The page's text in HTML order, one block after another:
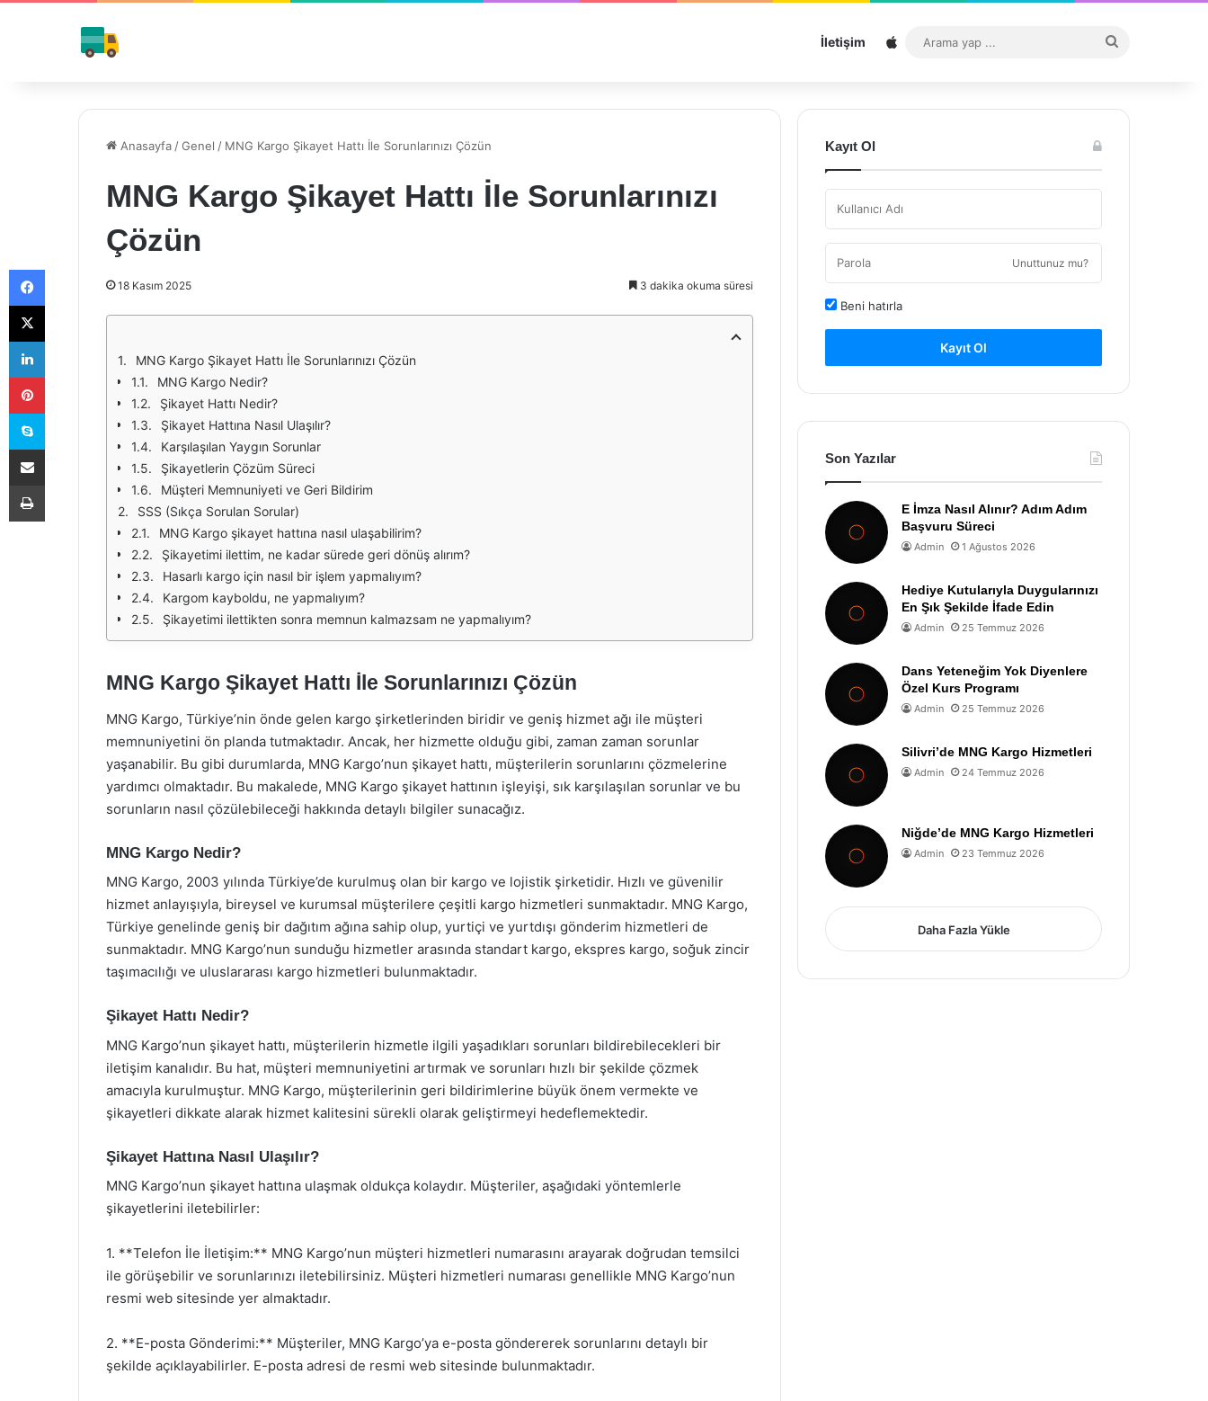
İletişim Sitemap
...
Anasayfa /Genel / MNG Kargo Şikayet Hattı İle Sorunlarınızı Çözün
MNG Kargo Şikayet Hattı İle Sorunlarınızı
Çözün
18 Kasım 2025 3 dakika okuma süresi
MNG Kargo Şikayet Hattı İle Sorunlarınızı Çözün
MNG Kargo Nedir?
Şikayet Hattı Nedir?
Şikayet Hattına Nasıl Ulaşılır?
Karşılaşılan Yaygın Sorunlar
Şikayetlerin Çözüm Süreci
Müşteri Memnuniyeti ve Geri Bildirim
SSS (Sıkça Sorulan Sorular)
MNG Kargo şikayet hattına nasıl ulaşabilirim?
Şikayetimi ilettim, ne kadar sürede geri dönüş alırım?
Hasarlı kargo için nasıl bir işlem yapmalıyım?
Kargom kayboldu, ne yapmalıyım?
Şikayetimi ilettikten sonra memnun kalmazsam ne yapmalıyım?
MNG Kargo Şikayet Hattı İle Sorunlarınızı Çözün
MNG Kargo, Türkiye’nin önde gelen kargo şirketlerinden biridir ve geniş hizmet ağı ile müşteri
memnuniyetini ön planda tutmaktadır. Ancak, her hizmette olduğu gibi, zaman zaman sorunlar
yaşanabilir. Bu gibi durumlarda, MNG Kargo’nun şikayet hattı, müşterilerin sorunlarını çözmelerine
yardımcı olmaktadır. Bu makalede, MNG Kargo şikayet hattının işleyişi, sık karşılaşılan sorunlar ve bu
sorunların nasıl çözülebileceği hakkında detaylı bilgiler sunacağız.
MNG Kargo Nedir?
MNG Kargo, 2003 yılında Türkiye’de kurulmuş olan bir kargo ve lojistik şirketidir. Hızlı ve güvenilir
hizmet anlayışıyla, bireysel ve kurumsal müşterilere çeşitli kargo hizmetleri sunmaktadır. MNG Kargo,
Türkiye genelinde geniş bir dağıtım ağına sahip olup, yurtiçi ve yurtdışı gönderim hizmetleri de
sunmaktadır. MNG Kargo’nun sunduğu hizmetler arasında standart kargo, ekspres kargo, soğuk zincir
taşımacılığı ve uluslararası kargo hizmetleri bulunmaktadır.
Şikayet Hattı Nedir?
MNG Kargo’nun şikayet hattı, müşterilerin hizmetle ilgili yaşadıkları sorunları bildirebilecekleri bir
iletişim kanalıdır. Bu hat, müşteri memnuniyetini artırmak ve sorunları hızlı bir şekilde çözmek
amacıyla kurulmuştur. MNG Kargo, müşterilerinin geri bildirimlerine büyük önem vermekte ve
şikayetleri dikkate alarak hizmet kalitesini sürekli olarak geliştirmeyi hedeflemektedir.
Şikayet Hattına Nasıl Ulaşılır?
MNG Kargo’nun şikayet hattına ulaşmak oldukça kolaydır. Müşteriler, aşağıdaki yöntemlerle
şikayetlerini iletebilirler:
1. **Telefon İle İletişim:** MNG Kargo’nun müşteri hizmetleri numarasını arayarak doğrudan temsilci
ile görüşebilir ve sorunlarınızı iletebilirsiniz. Müşteri hizmetleri numarası genellikle MNG Kargo’nun
resmi web sitesinde yer almaktadır.
2. **E-posta Gönderimi:** Müşteriler, MNG Kargo’ya e-posta göndererek sorunlarını detaylı bir
şekilde açıklayabilirler. E-posta adresi de resmi web sitesinde bulunmaktadır.
Kayıt Ol
Unuttunuz mu?
Beni hatırla
Kayıt Ol
Son Yazılar
E İmza Nasıl Alınır? Adım Adım
Başvuru Süreci
Admin 1 Ağustos 2026
Hediye Kutularıyla Duygularınızı
En Şık Şekilde İfade Edin
Admin 25 Temmuz 2026
Dans Yeteneğim Yok Diyenlere
Özel Kurs Programı
Admin 25 Temmuz 2026
Silivri’de MNG Kargo Hizmetleri
Admin 24 Temmuz 2026
Niğde’de MNG Kargo Hizmetleri
Admin 23 Temmuz 2026
Daha Fazla Yükle
Facebook
X
LinkedIn
Pinterest
Skype
E-Posta ile paylaş